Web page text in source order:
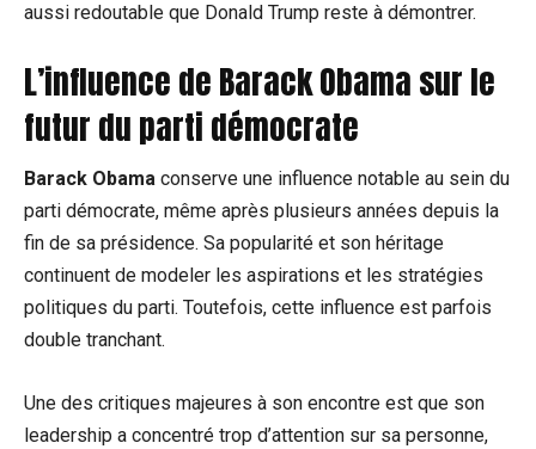
aussi redoutable que Donald Trump reste à démontrer.
L’influence de Barack Obama sur le
futur du parti démocrate
Barack Obama conserve une influence notable au sein du
parti démocrate, même après plusieurs années depuis la
fin de sa présidence. Sa popularité et son héritage
continuent de modeler les aspirations et les stratégies
politiques du parti. Toutefois, cette influence est parfois
double tranchant.
Une des critiques majeures à son encontre est que son
leadership a concentré trop d’attention sur sa personne,